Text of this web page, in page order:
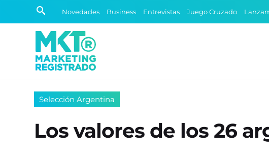
Novedades Business Entrevistas Juego Cruzado
Selección Argentina
Los valores de los 26